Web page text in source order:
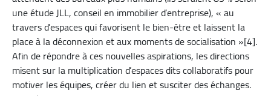
une étude JLL, conseil en immobilier d’entreprise), « au
travers d’espaces qui favorisent le bien-être et laissent la
place à la déconnexion et aux moments de socialisation »[4].
Afin de répondre à ces nouvelles aspirations, les directions
misent sur la multiplication d’espaces dits collaboratifs pour
motiver les équipes, créer du lien et susciter des échanges.